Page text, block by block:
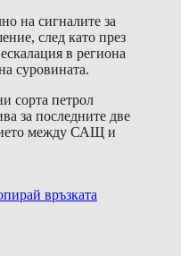
на сигналите за
след като през
в региона
суровината.
сорта петрол
за последните две
между САЩ и
връзката